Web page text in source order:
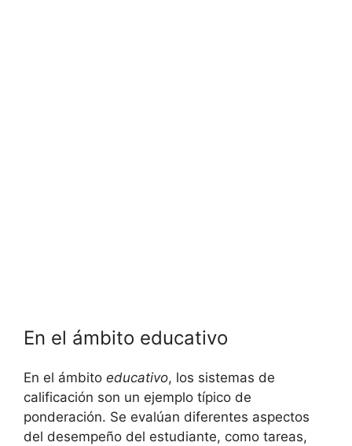
En el ámbito educativo
En el ámbito educativo, los sistemas de
calificación son un ejemplo típico de
ponderación. Se evalúan diferentes aspectos
del desempeño del estudiante, como tareas,